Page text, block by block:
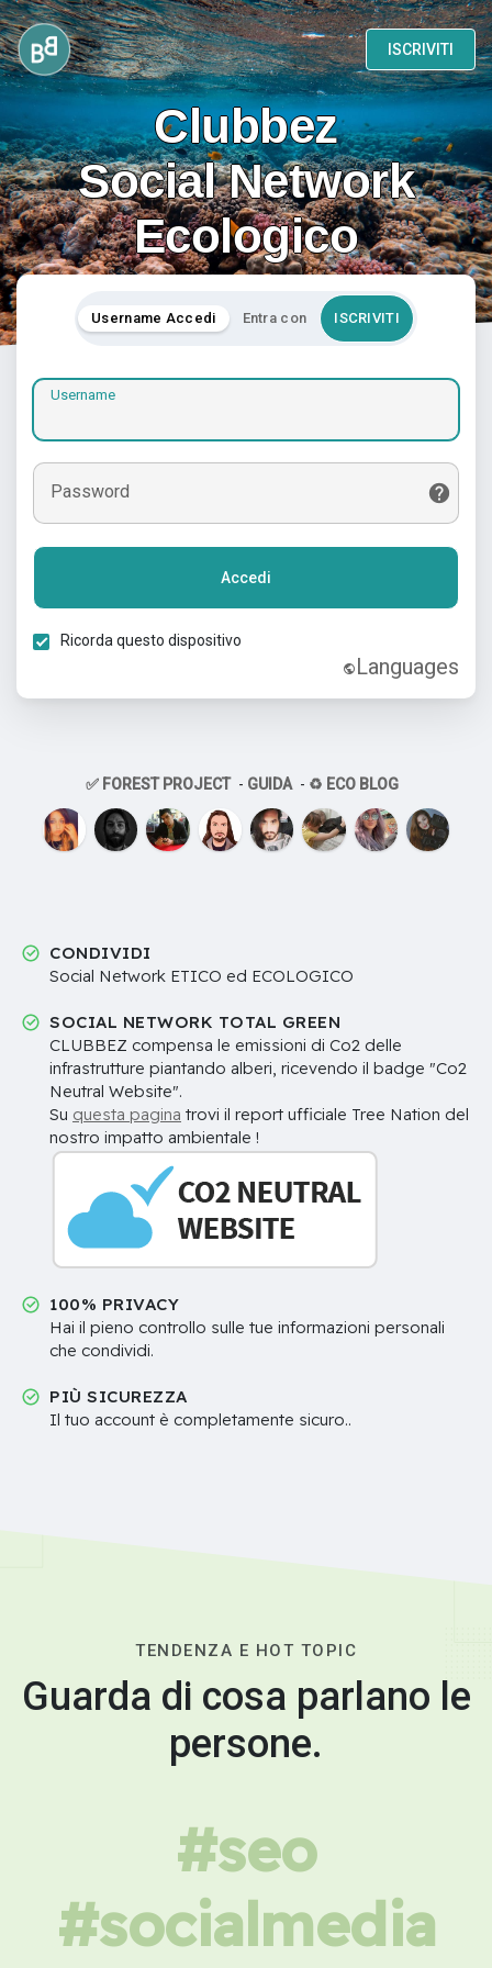
ISCRIVITI
Clubbez
Social Network
Ecologico
Username Accedi Entra con ISCRIVITI
Username
Password
Accedi
Ricorda questo dispositivo
Languages
✅ FOREST PROJECT - GUIDA - ♻️ ECO BLOG
CONDIVIDI
Social Network ETICO ed ECOLOGICO
SOCIAL NETWORK TOTAL GREEN
CLUBBEZ compensa le emissioni di Co2 delle
infrastrutture piantando alberi, ricevendo il badge "Co2
Neutral Website".
Su questa pagina trovi il report ufficiale Tree Nation del
nostro impatto ambientale !
100% PRIVACY
Hai il pieno controllo sulle tue informazioni personali
che condividi.
PIÙ SICUREZZA
Il tuo account è completamente sicuro..
TENDENZA E HOT TOPIC
Guarda di cosa parlano le
persone.
#seo
#socialmedia